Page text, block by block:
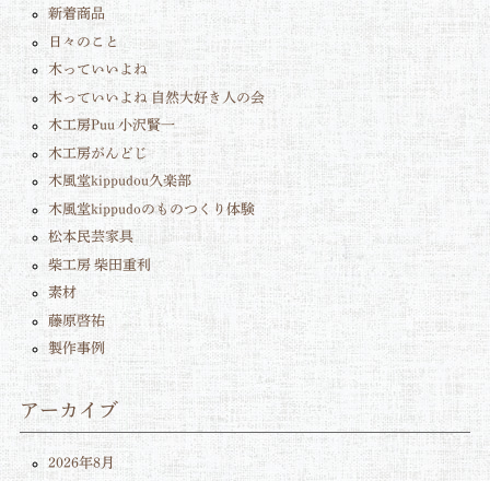
新着商品
日々のこと
木っていいよね
木っていいよね 自然大好き人の会
木工房Puu 小沢賢一
木工房がんどじ
木風堂kippudou久楽部
木風堂kippudoのものつくり体験
松本民芸家具
柴工房 柴田重利
素材
藤原啓祐
製作事例
アーカイブ
2026年8月